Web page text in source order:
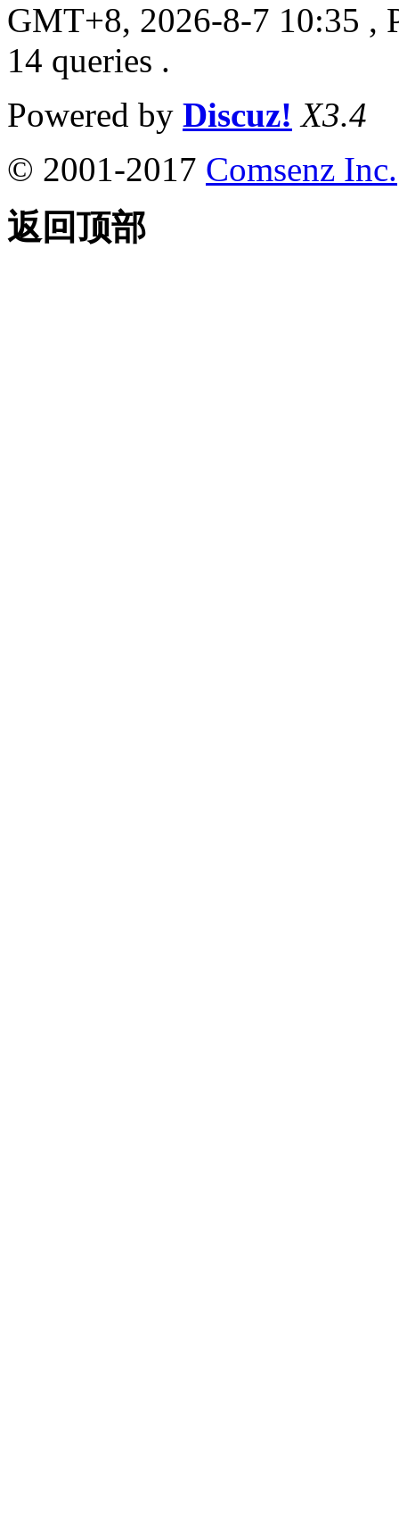
GMT+8, 2026-8-7 10:35 ,
14 queries .
Powered by Discuz! X3.4
© 2001-2017 Comsenz Inc.
返回顶部